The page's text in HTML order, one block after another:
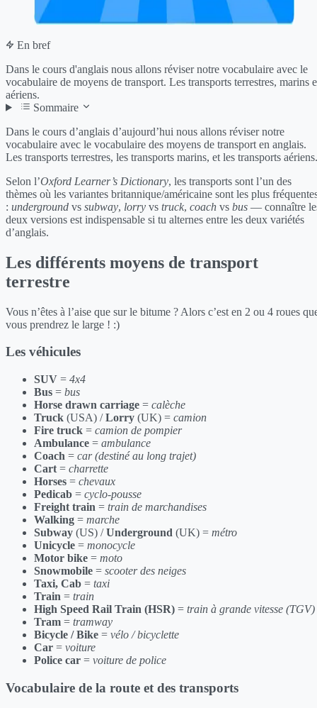
En bref
Dans le cours d'anglais nous allons réviser notre vocabulaire avec le
vocabulaire de moyens de transport. Les transports terrestres, marins
aériens.
Sommaire
Dans le cours d’anglais d’aujourd’hui nous allons réviser notre
vocabulaire avec le vocabulaire des moyens de transport en anglais.
Les transports terrestres, les transports marins, et les transports aériens.
Selon l’Oxford Learner’s Dictionary, les transports sont l’un des
thèmes où les variantes britannique/américaine sont les plus
: underground vs subway, lorry vs truck, coach vs bus — connaître
deux versions est indispensable si tu alternes entre les deux variétés
d’anglais.
Les différents moyens de transport
terrestre
Vous n’êtes à l’aise que sur le bitume ? Alors c’est en 2 ou 4 roues
vous prendrez le large ! :)
Les véhicules
SUV = 4x4
Bus = bus
Horse drawn carriage = calèche
Truck (USA) /Lorry (UK) = camion
Fire truck = camion de pompier
Ambulance = ambulance
Coach = car (destiné au long trajet)
Cart = charrette
Horses = chevaux
Pedicab = cyclo-pousse
Freight train = train de marchandises
Walking = marche
Subway (US) /Underground (UK) = métro
Unicycle = monocycle
Motor bike = moto
Snowmobile = scooter des neiges
Taxi, Cab = taxi
Train = train
High Speed Rail Train (HSR) = train à grande vitesse (TGV)
Tram = tramway
Bicycle / Bike = vélo / bicyclette
Car = voiture
Police car = voiture de police
Vocabulaire de la route et des transports